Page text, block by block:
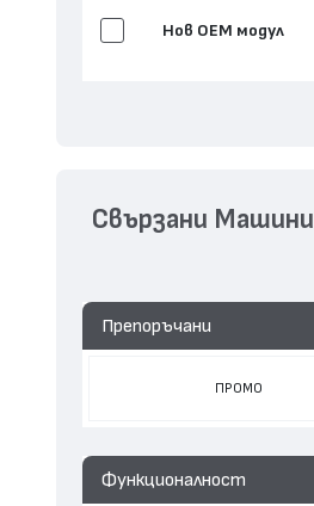
Нов ОЕМ модул
Препоръчани
ПРОМО
Функционалност
Свързани Машини